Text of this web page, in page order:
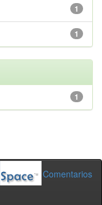
1
1
1
Comentarios